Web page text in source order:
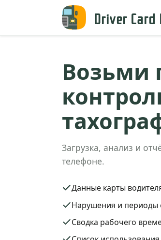
Driver Card
Возьми
Загрузка, анализ и
телефоне.
Данные карты
Нарушения и периоды
Сводка рабочего